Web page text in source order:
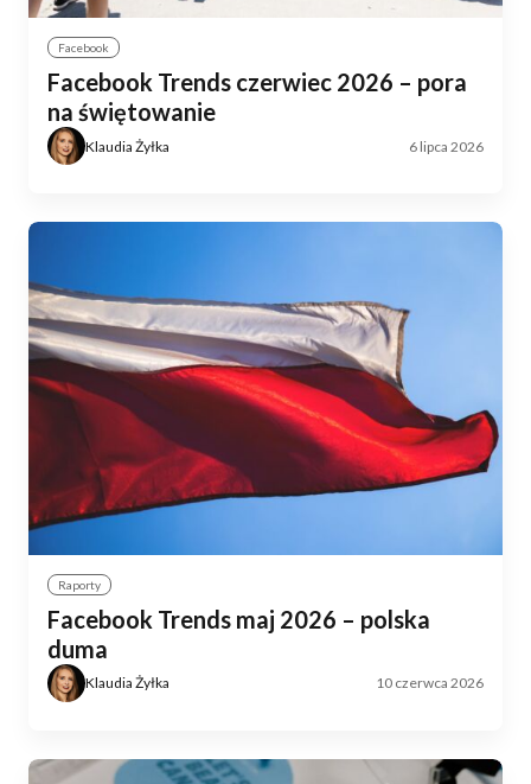
Facebook
Facebook Trends czerwiec 2026 – pora
na świętowanie
Klaudia Żyłka 6 lipca 2026
Raporty
Facebook Trends maj 2026 – polska
duma
Klaudia Żyłka 10 czerwca 2026